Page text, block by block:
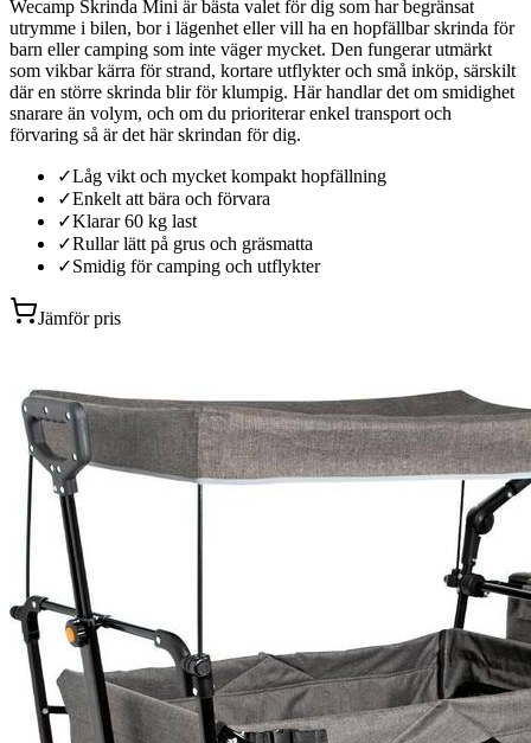
Wecamp Skrinda Mini är bästa valet för dig som har begränsat
utrymme i bilen, bor i lägenhet eller vill ha en hopfällbar skrinda för
barn eller camping som inte väger mycket. Den fungerar utmärkt
som vikbar kärra för strand, kortare utflykter och små inköp, särskilt
där en större skrinda blir för klumpig. Här handlar det om smidighet
snarare än volym, och om du prioriterar enkel transport och
förvaring så är det här skrindan för dig.
✓Låg vikt och mycket kompakt hopfällning
✓Enkelt att bära och förvara
✓Klarar 60 kg last
✓Rullar lätt på grus och gräsmatta
✓Smidig för camping och utflykter
Jämför pris